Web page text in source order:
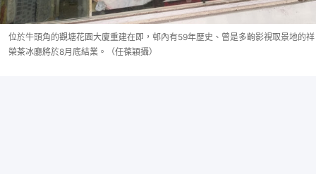
位於牛頭角的觀塘花園大廈重建在即，邨內有59年歷史、曾是多齣影視取景地的祥
榮茶冰廳將於8月底結業。（任葆穎攝）